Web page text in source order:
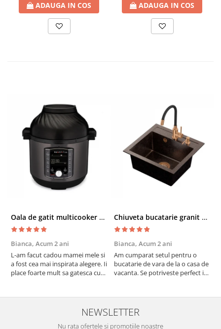
ADAUGA IN COS ADAUGA IN COS
Oala de gatit multicooker 11 functii Instant Pot Pro Crisp 8 + Air Fryer 7.6 lt
Bianca, Acum 2 ani
L-am facut cadou mamei mele si
a fost cea mai inspirata alegere. Ii
place foarte mult sa gatesca cu
cratita...ma gandesc serios sa imi
cumpar si eu! Recomand mult !
Chiuveta bucatarie granit cu finisaj negru perlat/cupru Steingran Art Copper cu dozator si baterie Quadron
Bianca, Acum 2 ani
Am cumparat setul pentru o
bucatarie de vara de la o casa de
vacanta. Se potriveste perfect in
buna, recomand cu drag !
NEWSLETTER
Nu rata ofertele si promotiile noastre